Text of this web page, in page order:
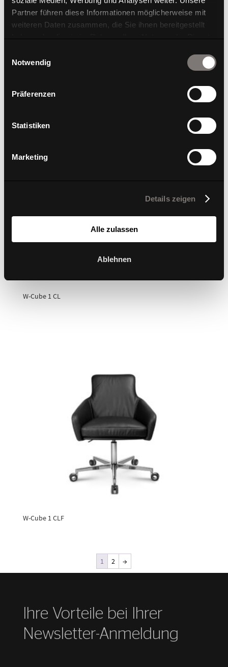
Partner führen diese Informationen möglicherweise mit
weiteren Daten zusammen, die Sie ihnen bereitgestellt
haben oder die sie im Rahmen Ihrer Nutzung der Dienste
Notwendig
Präferenzen
Statistiken
Marketing
Details zeigen
Alle zulassen
Ablehnen
W-Cube 1 CL
W-Cube 1 CLF
1 2 →
Ihre Vorteile bei Ihrer
Newsletter-Anmeldung